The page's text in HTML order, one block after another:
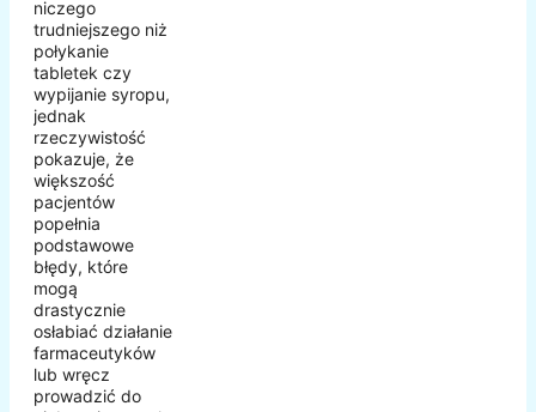
niczego
trudniejszego niż
połykanie
tabletek czy
wypijanie syropu,
jednak
rzeczywistość
pokazuje, że
większość
pacjentów
popełnia
podstawowe
błędy, które
mogą
drastycznie
osłabiać działanie
farmaceutyków
lub wręcz
prowadzić do